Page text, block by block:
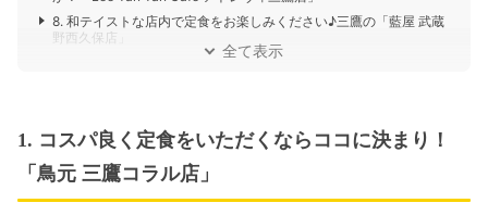
8. 和テイストな店内で定食をお楽しみください♪三鷹の「藍屋 武蔵
野西久保店」
全て表示
1. コスパ良く定食をいただくならココに決まり！
「鳥元 三鷹コラル店」